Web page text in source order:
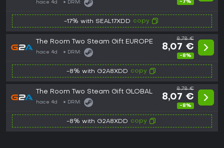
hace 4d DRM: -7%
-17% with SEAL17XDD copy
The Room Two Steam Gift EUROPE
hace 4d DRM:
8,78 €
8,07 €
-8%
-8% with G2A8XDD copy
The Room Two Steam Gift GLOBAL
hace 4d DRM:
8,78 €
8,07 €
-8%
-8% with G2A8XDD copy